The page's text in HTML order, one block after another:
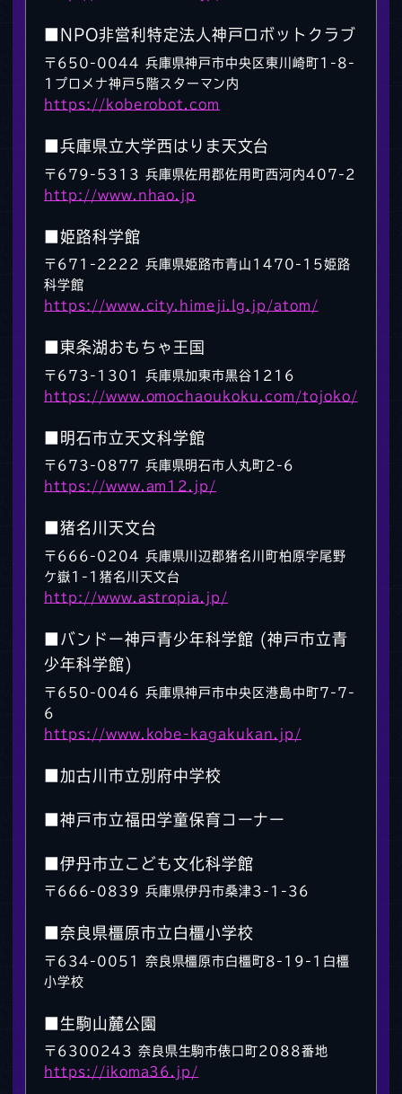
■NPO非営利特定法人神戸ロボットクラブ
〒650-0044 兵庫県神戸市中央区東川崎町1-8-
1プロメナ神戸5階スターマン内
https://koberobot.com
■兵庫県立大学西はりま天文台
〒679-5313 兵庫県佐用郡佐用町西河内407-2
http://www.nhao.jp
■姫路科学館
〒671-2222 兵庫県姫路市青山1470-15姫路
科学館
https://www.city.himeji.lg.jp/atom/
■東条湖おもちゃ王国
〒673-1301 兵庫県加東市黒谷1216
https://www.omochaoukoku.com/tojoko/
■明石市立天文科学館
〒673-0877 兵庫県明石市人丸町2-6
https://www.am12.jp/
■猪名川天文台
〒666-0204 兵庫県川辺郡猪名川町柏原字尾野
ケ嶽1-1猪名川天文台
http://www.astropia.jp/
■バンドー神戸青少年科学館 (神戸市立青
少年科学館)
〒650-0046 兵庫県神戸市中央区港島中町7-7-
6
https://www.kobe-kagakukan.jp/
■加古川市立別府中学校
■神戸市立福田学童保育コーナー
■伊丹市立こども文化科学館
〒666-0839 兵庫県伊丹市桑津3-1-36
■奈良県橿原市立白橿小学校
〒634-0051 奈良県橿原市白橿町8-19-1白橿
小学校
■生駒山麓公園
〒6300243 奈良県生駒市俵口町2088番地
https://ikoma36.jp/